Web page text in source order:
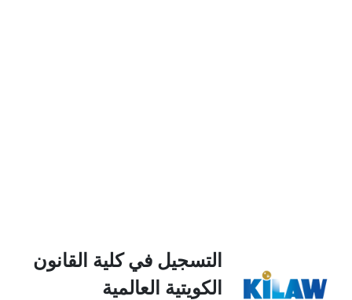
التسجيل في كلية القانون
الكويتية العالمية